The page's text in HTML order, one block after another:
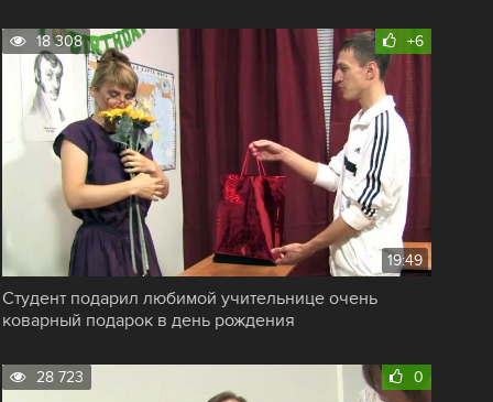
+6
18 308
19:49
Студент подарил любимой учительнице очень
коварный подарок в день рождения
0
28 723